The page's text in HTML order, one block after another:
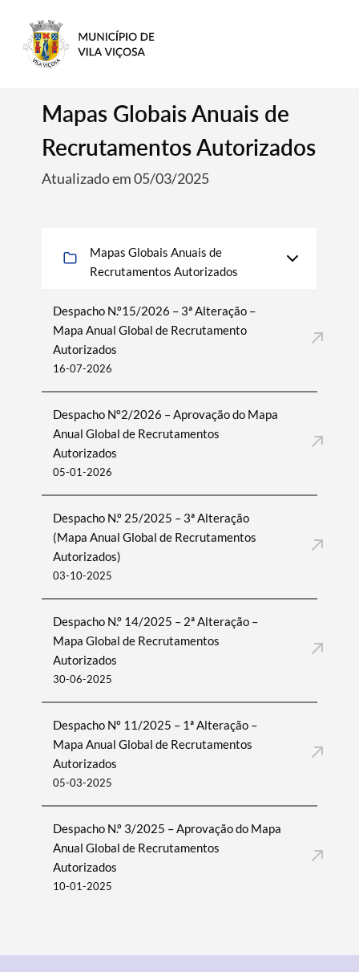
Termo de Pesquisa
Categorias gerais
Mapas Globais Anuais de
Recrutamentos Autorizados
Atualizado em 05/03/2025
Mapas Globais Anuais de
Recrutamentos Autorizados
Despacho N.º15/2026 – 3ª Alteração –
Mapa Anual Global de Recrutamento
Autorizados
16-07-2026
Despacho Nº2/2026 – Aprovação do Mapa
Anual Global de Recrutamentos
Autorizados
05-01-2026
Despacho N.º 25/2025 – 3ª Alteração
(Mapa Anual Global de Recrutamentos
Autorizados)
03-10-2025
Despacho N.º 14/2025 – 2ª Alteração –
Mapa Global de Recrutamentos
Autorizados
30-06-2025
Despacho Nº 11/2025 – 1ª Alteração –
Mapa Anual Global de Recrutamentos
Autorizados
05-03-2025
Despacho N.º 3/2025 – Aprovação do Mapa
Anual Global de Recrutamentos
Autorizados
10-01-2025